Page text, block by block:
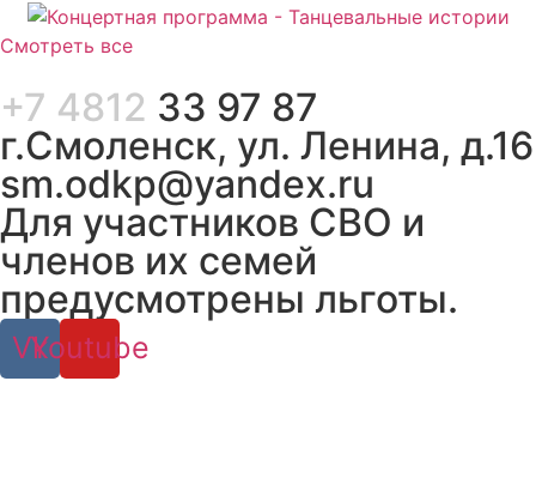
Смотреть все
+7 4812 33 97 87
г.Смоленск, ул. Ленина, д.16
sm.odkp@yandex.ru
Для участников СВО и
членов их семей
предусмотрены льготы.
VkYoutube